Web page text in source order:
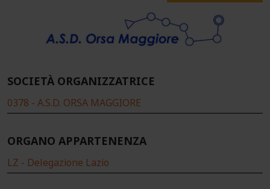
SOCIETÀ ORGANIZZATRICE
0378 - A.S.D. ORSA MAGGIORE
ORGANO APPARTENENZA
LZ - Delegazione Lazio